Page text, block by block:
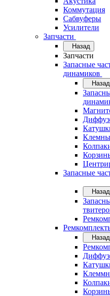
Коммутация
Сабвуферы
Усилители
Запчасти
Назад
Запчасти
Запасные
динамиков
Назад
Запасные
Назад
Назад